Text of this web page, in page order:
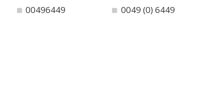
00496449
0049 (0) 6449